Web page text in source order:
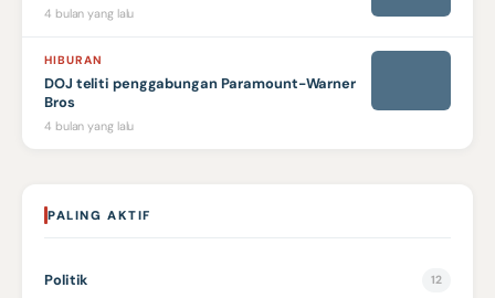
4 bulan yang lalu
HIBURAN
DOJ teliti penggabungan Paramount-Warner
Bros
4 bulan yang lalu
PALING AKTIF
Politik 12